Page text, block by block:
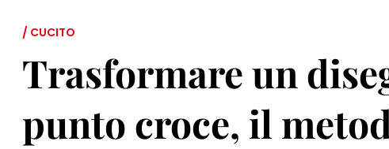
/ CUCITO
Trasformare un
punto croce, il